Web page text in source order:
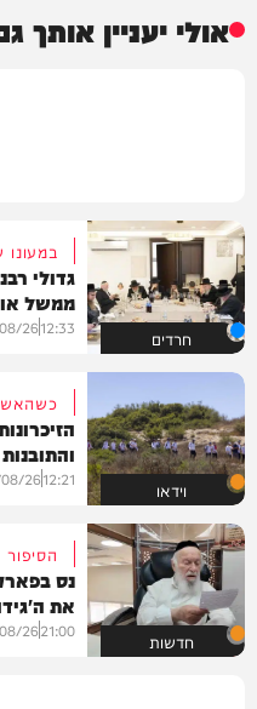
אולי יעניין אותך
חרדים
גדולי
ממשל
12:33
26
וידאו
כשהאש
12:21
26
חדשות
נס
את
21:00
26